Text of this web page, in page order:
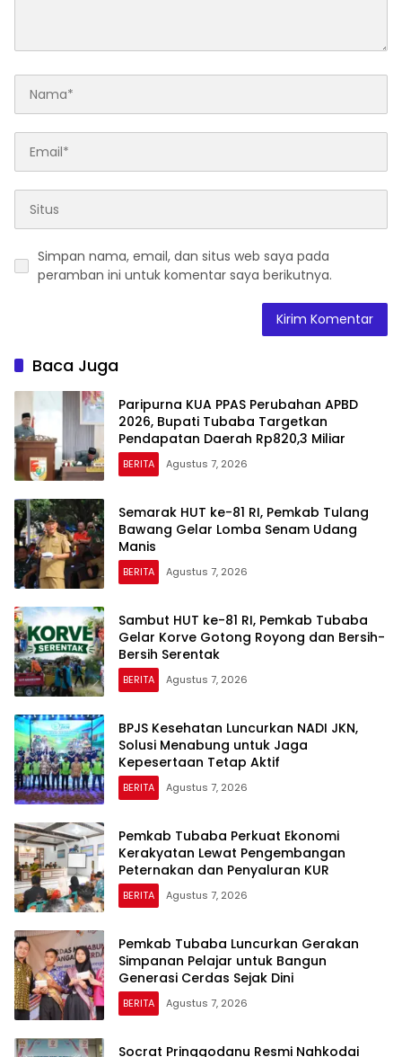
Simpan nama, email, dan situs web saya pada
peramban ini untuk komentar saya berikutnya.
Baca Juga
Paripurna KUA PPAS Perubahan APBD
2026, Bupati Tubaba Targetkan
Pendapatan Daerah Rp820,3 Miliar
BERITA Agustus 7, 2026
Semarak HUT ke-81 RI, Pemkab Tulang
Bawang Gelar Lomba Senam Udang
Manis
BERITA Agustus 7, 2026
Sambut HUT ke-81 RI, Pemkab Tubaba
Gelar Korve Gotong Royong dan Bersih-
Bersih Serentak
BERITA Agustus 7, 2026
BPJS Kesehatan Luncurkan NADI JKN,
Solusi Menabung untuk Jaga
Kepesertaan Tetap Aktif
BERITA Agustus 7, 2026
Pemkab Tubaba Perkuat Ekonomi
Kerakyatan Lewat Pengembangan
Peternakan dan Penyaluran KUR
BERITA Agustus 7, 2026
Pemkab Tubaba Luncurkan Gerakan
Simpanan Pelajar untuk Bangun
Generasi Cerdas Sejak Dini
BERITA Agustus 7, 2026
Socrat Pringgodanu Resmi Nahkodai